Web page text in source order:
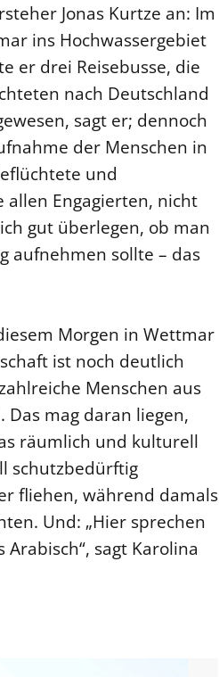
Jonas Kurtze an: Im
ins Hochwassergebiet
er drei Reisebusse, die
nach Deutschland
sagt er; dennoch
der Menschen in
und
Engagierten, nicht
gut überlegen, ob man
aufnehmen sollte – das
Morgen in Wettmar
ist noch deutlich
Menschen aus
mag daran liegen,
räumlich und kulturell
schutzbedürftig
fliehen, während damals
Und: „Hier sprechen
sagt Karolina